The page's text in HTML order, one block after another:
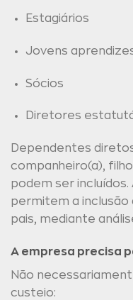
Estagiários
Jovens
Sócios
Diretores
Dependentes
companheiro(a),
podem ser
permitem a
pais, mediante
A empresa precisa
Não
custeio: